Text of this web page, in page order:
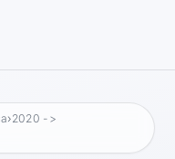
›2020 ->